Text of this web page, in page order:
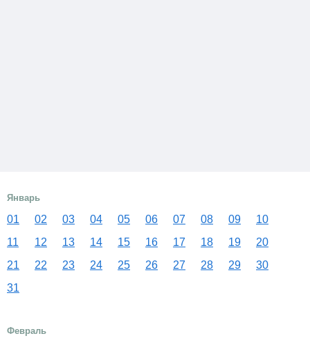
Январь
01 02 03 04 05 06 07 08 09
10
11
12 13 14 15 16 17 18 19
20
21
22 23 24 25 26 27 28 29
30
31
Февраль